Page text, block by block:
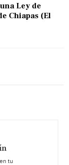
Ley de
Chiapas (El
tu